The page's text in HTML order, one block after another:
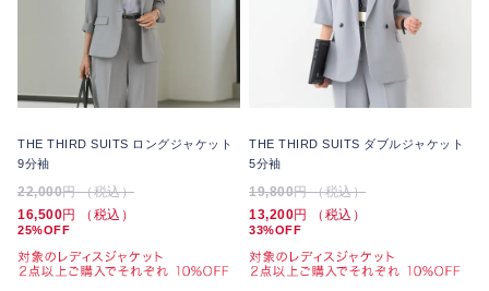
THE THIRD SUITS ロングジャケット
9分袖
22,000円 （税込）
16,500円 （税込）
25%OFF
THE THIRD SUITS ダブルジャケット
5分袖
19,800円 （税込）
13,200円 （税込）
33%OFF